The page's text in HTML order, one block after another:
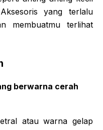
yang terlalu
membuatmu terlihat
berwarna cerah
atau warna gelap